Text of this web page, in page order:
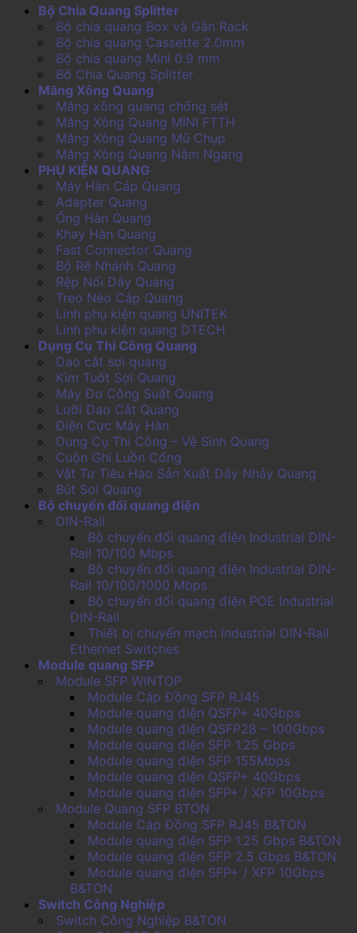
Bộ Chia Quang Splitter
Bộ chia quang Box và Gắn Rack
Bộ chia quang Cassette 2.0mm
Bộ chia quang Mini 0.9 mm
Bộ Chia Quang Splitter
Măng Xông Quang
Măng xông quang chống sét
Măng Xông Quang MINI FTTH
Măng Xông Quang Mũ Chụp
Măng Xông Quang Nằm Ngang
PHỤ KIỆN QUANG
Máy Hàn Cáp Quang
Adapter Quang
Ống Hàn Quang
Khay Hàn Quang
Fast Connector Quang
Bộ Rẽ Nhánh Quang
Rệp Nối Dây Quang
Treo Néo Cáp Quang
Linh phụ kiện quang UNITEK
Linh phụ kiện quang DTECH
Dụng Cụ Thi Công Quang
Dao cắt sợi quang
Kìm Tuốt Sợi Quang
Máy Đo Công Suất Quang
Lưỡi Dao Cắt Quang
Điện Cực Máy Hàn
Dụng Cụ Thi Công – Vệ Sinh Quang
Cuộn Ghi Luồn Cống
Vật Tư Tiêu Hao Sản Xuất Dây Nhảy Quang
Bút Soi Quang
Bộ chuyển đổi quang điện
DIN-Rail
Bộ chuyển đổi quang điện Industrial DIN-
Rail 10/100 Mbps
Bộ chuyển đổi quang điện Industrial DIN-
Rail 10/100/1000 Mbps
Bộ chuyển đổi quang điện POE Industrial
DIN-Rail
Thiết bị chuyển mạch Industrial DIN-Rail
Ethernet Switches
Module quang SFP
Module SFP WINTOP
Module Cáp Đồng SFP RJ45
Module quang điện QSFP+ 40Gbps
Module quang điện QSFP28 – 100Gbps
Module quang điện SFP 1.25 Gbps
Module quang điện SFP 155Mbps
Module quang điện QSFP+ 40Gbps
Module quang điện SFP+ / XFP 10Gbps
Module Quang SFP BTON
Module Cáp Đồng SFP RJ45 B&TON
Module quang điện SFP 1.25 Gbps B&TON
Module quang điện SFP 2.5 Gbps B&TON
Module quang điện SFP+ / XFP 10Gbps
B&TON
Switch Công Nghiệp
Switch Công Nghiệp B&TON